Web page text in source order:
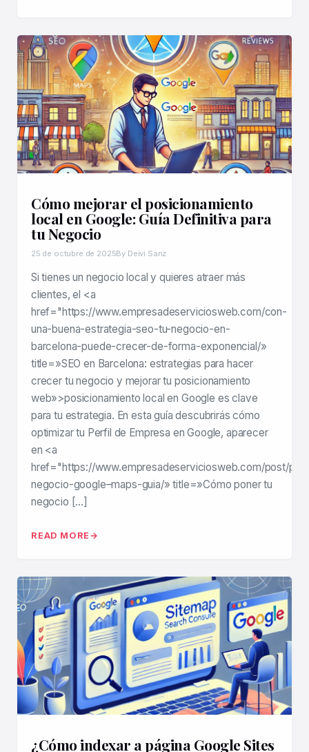
Cómo mejorar el posicionamiento
local en Google: Guía Definitiva para
tu Negocio
25 de octubre de 2025By Deivi Sanz
Si tienes un negocio local y quieres atraer más
clientes, el <a
href="https://www.empresadeserviciosweb.com/con-
una-buena-estrategia-seo-tu-negocio-en-
barcelona-puede-crecer-de-forma-exponencial/»
title=»SEO en Barcelona: estrategias para hacer
crecer tu negocio y mejorar tu posicionamiento
web»>posicionamiento local en Google es clave
para tu estrategia. En esta guía descubrirás cómo
optimizar tu Perfil de Empresa en Google, aparecer
en <a
href="https://www.empresadeserviciosweb.com/post/
negocio-google–maps-guia/» title=»Cómo poner tu
negocio […]
READ MORE
¿Cómo indexar a página Google Sites